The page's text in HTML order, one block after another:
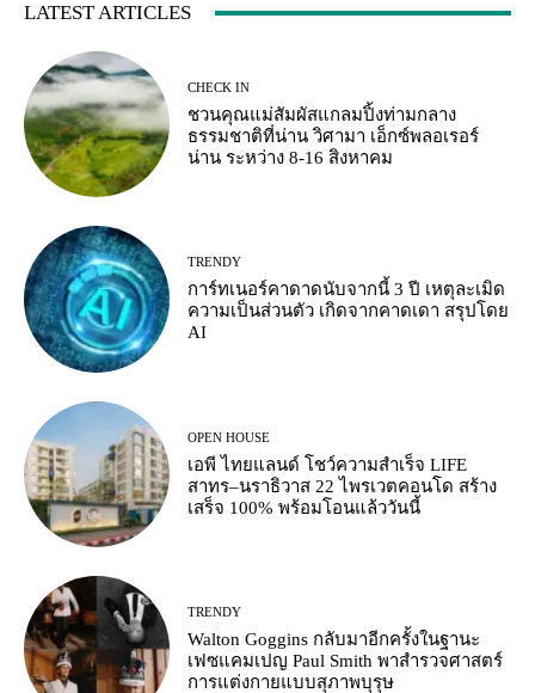
LATEST ARTICLES
CHECK IN
ชวนคุณแม่สัมผัสแกลมปิ้งท่ามกลาง
ธรรมชาติที่น่าน วิศามา เอ็กซ์พลอเรอร์
น่าน ระหว่าง 8-16 สิงหาคม
TRENDY
การ์ทเนอร์คาดาดนับจากนี้ 3 ปี เหตุละเมิด
ความเป็นส่วนตัว เกิดจากคาดเดา สรุปโดย
AI
OPEN HOUSE
เอพี ไทยแลนด์ โชว์ความสำเร็จ LIFE
สาทร–นราธิวาส 22 ไพรเวตคอนโด สร้าง
เสร็จ 100% พร้อมโอนแล้ววันนี้
TRENDY
Walton Goggins กลับมาอีกครั้งในฐานะ
เฟซแคมเปญ Paul Smith พาสำรวจศาสตร์
การแต่งกายแบบสุภาพบุรุษ